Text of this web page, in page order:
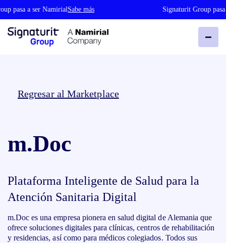
pasa a ser NamirialSabe más Signaturit Group
Regresar al Marketplace
m.Doc
Plataforma Inteligente de Salud para la
Atención Sanitaria Digital
m.Doc es una empresa pionera en salud digital de Alemania que
ofrece soluciones digitales para clínicas, centros de rehabilitación
y residencias, así como para médicos colegiados. Todos sus